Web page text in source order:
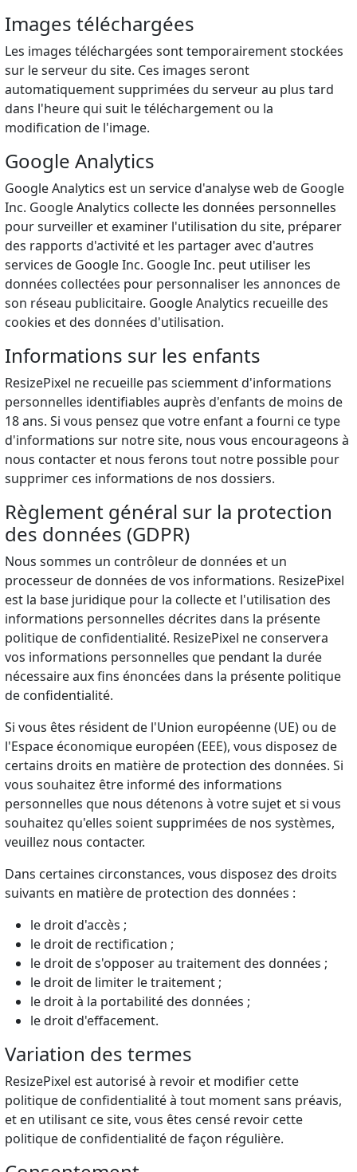
Images téléchargées
Les images téléchargées sont temporairement stockées
sur le serveur du site. Ces images seront
automatiquement supprimées du serveur au plus tard
dans l'heure qui suit le téléchargement ou la
modification de l'image.
Google Analytics
Google Analytics est un service d'analyse web de Google
Inc. Google Analytics collecte les données personnelles
pour surveiller et examiner l'utilisation du site, préparer
des rapports d'activité et les partager avec d'autres
services de Google Inc. Google Inc. peut utiliser les
données collectées pour personnaliser les annonces de
son réseau publicitaire. Google Analytics recueille des
cookies et des données d'utilisation.
Informations sur les enfants
ResizePixel ne recueille pas sciemment d'informations
personnelles identifiables auprès d'enfants de moins de
18 ans. Si vous pensez que votre enfant a fourni ce type
d'informations sur notre site, nous vous encourageons à
nous contacter et nous ferons tout notre possible pour
supprimer ces informations de nos dossiers.
Règlement général sur la protection
des données (GDPR)
Nous sommes un contrôleur de données et un
processeur de données de vos informations. ResizePixel
est la base juridique pour la collecte et l'utilisation des
informations personnelles décrites dans la présente
politique de confidentialité. ResizePixel ne conservera
vos informations personnelles que pendant la durée
nécessaire aux fins énoncées dans la présente politique
de confidentialité.
Si vous êtes résident de l'Union européenne (UE) ou de
l'Espace économique européen (EEE), vous disposez de
certains droits en matière de protection des données. Si
vous souhaitez être informé des informations
personnelles que nous détenons à votre sujet et si vous
souhaitez qu'elles soient supprimées de nos systèmes,
veuillez nous contacter.
Dans certaines circonstances, vous disposez des droits
suivants en matière de protection des données :
le droit d'accès ;
le droit de rectification ;
le droit de s'opposer au traitement des données ;
le droit de limiter le traitement ;
le droit à la portabilité des données ;
le droit d'effacement.
Variation des termes
ResizePixel est autorisé à revoir et modifier cette
politique de confidentialité à tout moment sans préavis,
et en utilisant ce site, vous êtes censé revoir cette
politique de confidentialité de façon régulière.